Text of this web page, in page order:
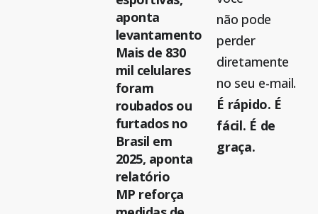
aponta
levantamento
Mais de 830
mil celulares
foram
roubados ou
furtados no
Brasil em
2025, aponta
relatório
MP reforça
não pode
perder
diretamente
no seu e-mail.
É rápido. É
fácil. É de
graça.